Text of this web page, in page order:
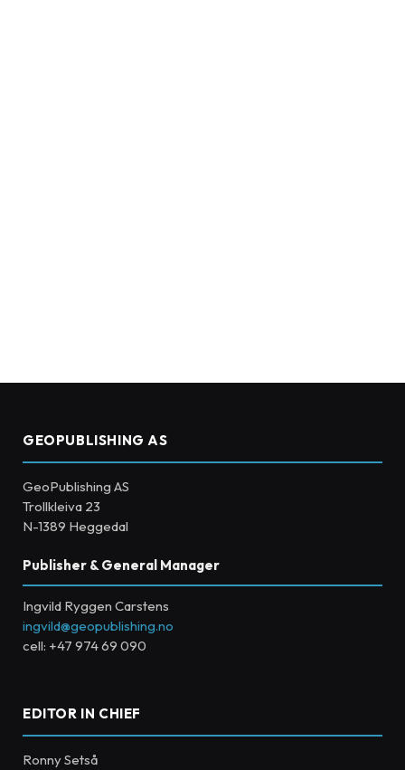
GEOPUBLISHING AS
GeoPublishing AS
Trollkleiva 23
N-1389 Heggedal
Publisher & General Manager
Ingvild Ryggen Carstens
ingvild@geopublishing.no
cell: +47 974 69 090
EDITOR IN CHIEF
Ronny Setså